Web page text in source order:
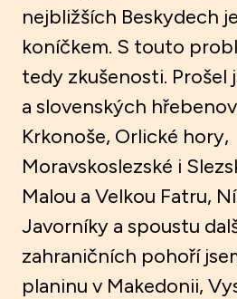
nejbližších Beskydech
koníčkem. S touto
tedy zkušenosti. Prošel
a slovenských
Krkonoše, Orlické hory,
Moravskoslezské i
Malou a Velkou Fatru,
Javorníky a spoustu
zahraničních pohoří
planinu v Makedonii,